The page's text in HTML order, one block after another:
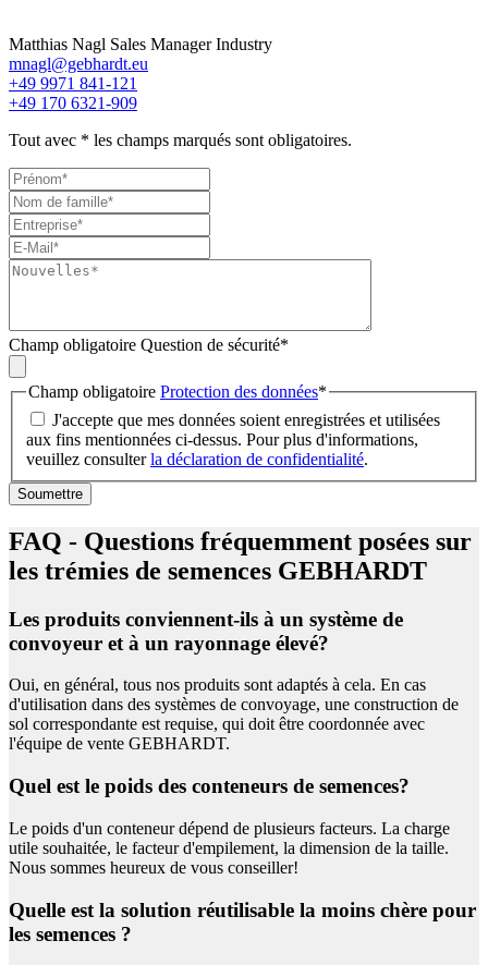
Matthias Nagl Sales Manager Industry
mnagl@gebhardt.eu
+49 9971 841-121
+49 170 6321-909
Tout avec * les champs marqués sont obligatoires.
Champ obligatoire Question de sécurité*
Champ obligatoire Protection des données*
J'accepte que mes données soient enregistrées et utilisées
aux fins mentionnées ci-dessus. Pour plus d'informations,
veuillez consulterla déclaration de confidentialité.
Soumettre
FAQ - Questions fréquemment posées sur
les trémies de semences GEBHARDT
Les produits conviennent-ils à un système de
convoyeur et à un rayonnage élevé?
Oui, en général, tous nos produits sont adaptés à cela. En cas
d'utilisation dans des systèmes de convoyage, une construction de
sol correspondante est requise, qui doit être coordonnée avec
l'équipe de vente GEBHARDT.
Quel est le poids des conteneurs de semences?
Le poids d'un conteneur dépend de plusieurs facteurs. La charge
utile souhaitée, le facteur d'empilement, la dimension de la taille.
Nous sommes heureux de vous conseiller!
Quelle est la solution réutilisable la moins chère pour
les semences ?